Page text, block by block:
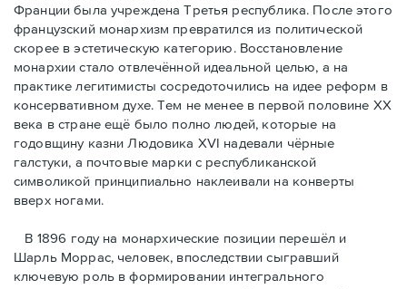
Франции была учреждена Третья республика. После этого
французский монархизм превратился из политической
скорее в эстетическую категорию. Восстановление
монархии стало отвлечённой идеальной целью, а на
практике легитимисты сосредоточились на идее реформ в
консервативном духе. Тем не менее в первой половине ХХ
века в стране ещё было полно людей, которые на
годовщину казни Людовика XVI надевали чёрные
галстуки, а почтовые марки с республиканской
символикой принципиально наклеивали на конверты
вверх ногами.
В 1896 году на монархические позиции перешёл и
Шарль Моррас, человек, впоследствии сыгравший
ключевую роль в формировании интегрального